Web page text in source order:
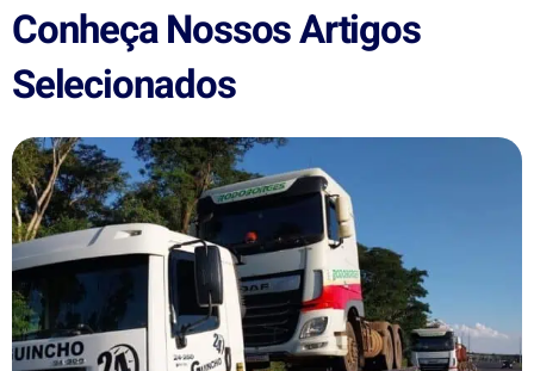
Conheça Nossos Artigos
Selecionados